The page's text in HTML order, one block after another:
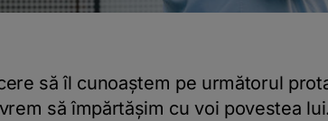
să îl cunoaștem pe următorul
să împărtășim cu voi povestea